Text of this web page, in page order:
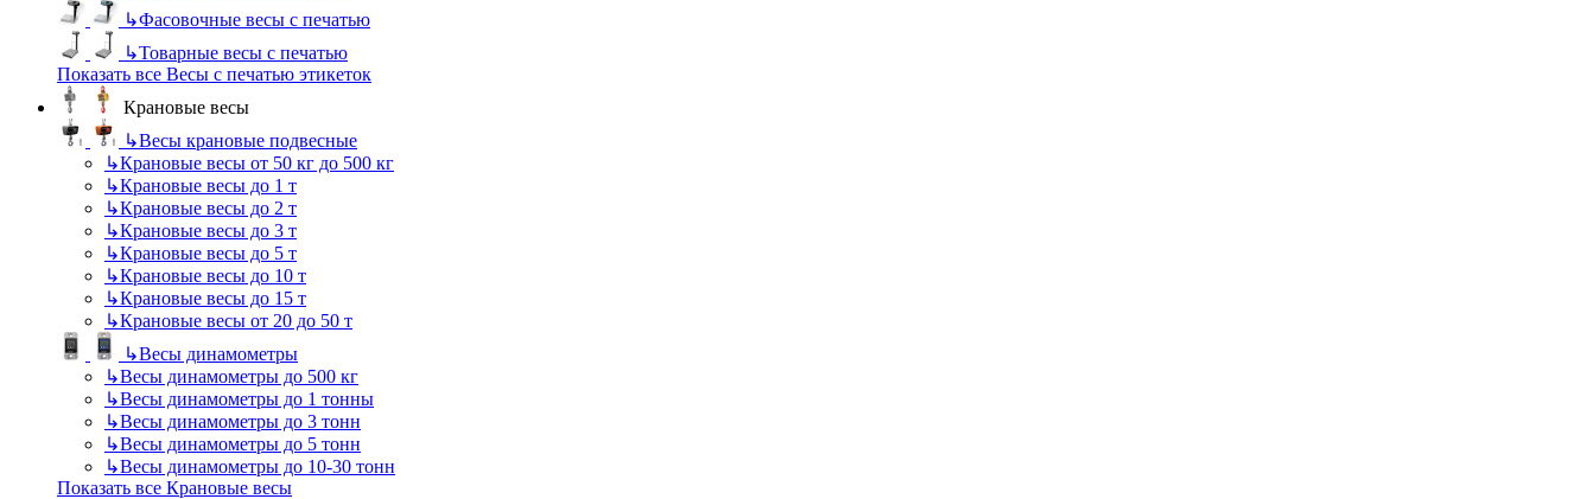
↳Фасовочные весы с печатью
↳Товарные весы с печатью
Показать все Весы с печатью этикеток
Крановые весы
↳Весы крановые подвесные
↳Крановые весы от 50 кг до 500 кг
↳Крановые весы до 1 т
↳Крановые весы до 2 т
↳Крановые весы до 3 т
↳Крановые весы до 5 т
↳Крановые весы до 10 т
↳Крановые весы до 15 т
↳Крановые весы от 20 до 50 т
↳Весы динамометры
↳Весы динамометры до 500 кг
↳Весы динамометры до 1 тонны
↳Весы динамометры до 3 тонн
↳Весы динамометры до 5 тонн
↳Весы динамометры до 10-30 тонн
Показать все Крановые весы